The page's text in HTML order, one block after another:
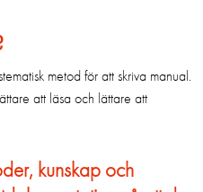
metod för att skriva manual.
att läsa och lättare att
kunskap och